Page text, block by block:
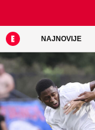
NAJNOVIJE